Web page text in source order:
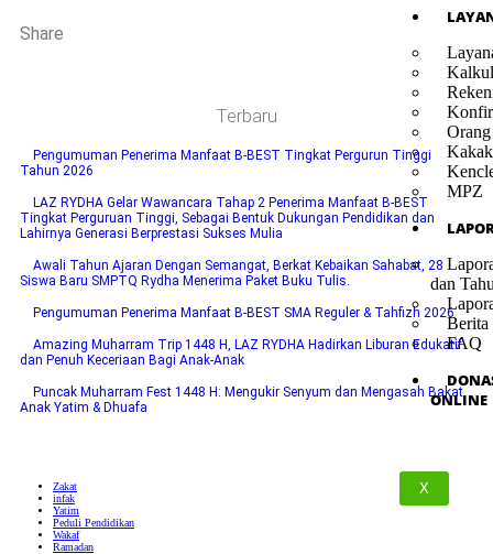
MPZ
dan
Berita
FAQ
ONLINE
X
Share
Terbaru
Pengumuman Penerima Manfaat B-BEST Tingkat Pergurun Tinggi
Tahun 2026
LAZ RYDHA Gelar Wawancara Tahap 2 Penerima Manfaat B-BEST
Tingkat Perguruan Tinggi, Sebagai Bentuk Dukungan Pendidikan dan
Lahirnya Generasi Berprestasi Sukses Mulia
Awali Tahun Ajaran Dengan Semangat, Berkat Kebaikan Sahabat, 28
Siswa Baru SMPTQ Rydha Menerima Paket Buku Tulis.
Pengumuman Penerima Manfaat B-BEST SMA Reguler & Tahfizh 2026
Amazing Muharram Trip 1448 H, LAZ RYDHA Hadirkan Liburan Edukatif
dan Penuh Keceriaan Bagi Anak-Anak
Puncak Muharram Fest 1448 H: Mengukir Senyum dan Mengasah Bakat
Anak Yatim & Dhuafa
Zakat
infak
Yatim
Peduli Pendidikan
Wakaf
Ramadan